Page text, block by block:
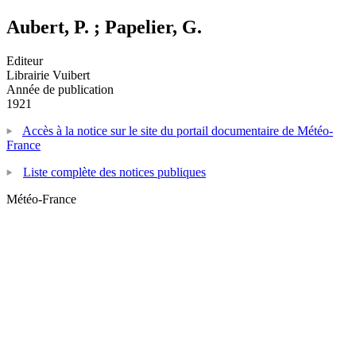
Aubert, P. ; Papelier, G.
Editeur
Librairie Vuibert
Année de publication
1921
Accès à la notice sur le site du portail documentaire de Météo-
France
Liste complète des notices publiques
Météo-France